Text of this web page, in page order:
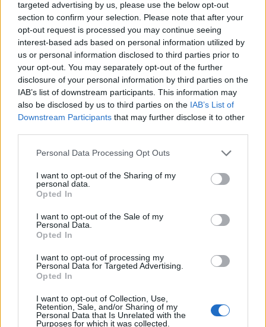
targeted advertising by us, please use the below opt-out
section to confirm your selection. Please note that after your
opt-out request is processed you may continue seeing
interest-based ads based on personal information utilized by
us or personal information disclosed to third parties prior to
your opt-out. You may separately opt-out of the further
disclosure of your personal information by third parties on the
IAB’s list of downstream participants. This information may
also be disclosed by us to third parties on the IAB’s List of
Downstream Participants that may further disclose it to other
Please note that this website/app uses one or more Google
not limited to your visit or usage behaviour. You may click to
grant or deny consent to Google and its third-party tags to
use your data for below specified purposes in below Google
consent section.
Personal Data Processing Opt Outs
I want to opt-out of the Sharing of my
personal data.
Opted In
I want to opt-out of the Sale of my
Personal Data.
Opted In
I want to opt-out of processing my
Personal Data for Targeted Advertising.
Opted In
I want to opt-out of Collection, Use,
Retention, Sale, and/or Sharing of my
Personal Data that Is Unrelated with the
Purposes for which it was collected.
ikaros(@ikaros)
Active Member
25 Μαρτίου 2020 12:26
#155017
Αν είναι να πάμε σε ενδιάμεση λύση Ticonderoga, μετά το 2025-
2026 τα αντικαταστήσουμε με Arleigh Burke Flight I με την
σκέψη ότι το USN έχει πολλά και βελτιωμένα Flight II-III κτλ θα
πω όχι ευχαριστώ. Κάθε δηλ. μια 5ετια θα αλλάζουμε κύριο τύπο
πλοίου επιφανείας και μάλιστα μεγέθους καταδρομικού (γιατί και
τα Arleigh Burke μέγεθος καταδρομικού έχουν). Αν είναι να πάμε
Flight II από τα νεώτερης ναυπήγησης και τέλος. Αλλιώς να πάμε
σε προμήθεια ΑΑW στα μέτρα του ΠΝ γιατί στο τέλος θα μας
καταδρομικά 30ετίας.
Reply
25 Μαρτίου 2020 13:52
Με την διαμορφωθείσα οικονομική κατάσταση και λόγω της